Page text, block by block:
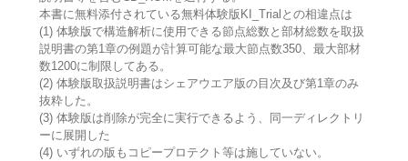
本書に無料添付されている無料体験版KI_Trialとの相違点は
(1) 体験版で構造解析に使用できる節点総数と部材総数を取扱
説明書の第1章の例題が計算可能な最大節点数350、最大部材
数1200に制限してある。
(2) 体験版取扱説明書はシェアウエア版の目次及び第1章のみ
抜粋した。
(3) 体験版は削除が完全に実行できるよう、同一ディレクトリ
ーに展開した
(4) いずれの版もコピープロテクト等は施していない。